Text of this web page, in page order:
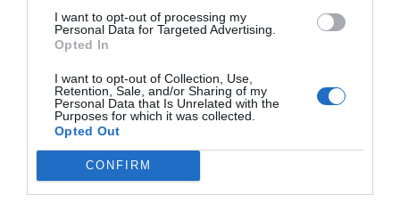
I want to opt-out of processing my
Personal Data for Targeted Advertising.
Opted In
I want to opt-out of Collection, Use,
Retention, Sale, and/or Sharing of my
Personal Data that Is Unrelated with the
Purposes for which it was collected.
Opted Out
CONFIRM